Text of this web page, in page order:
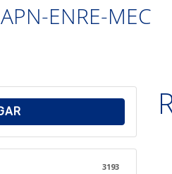
ENRE-MEC
3193